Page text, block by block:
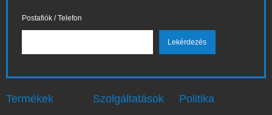
Postafiók / Telefon
Termékek Szolgáltatások Politika